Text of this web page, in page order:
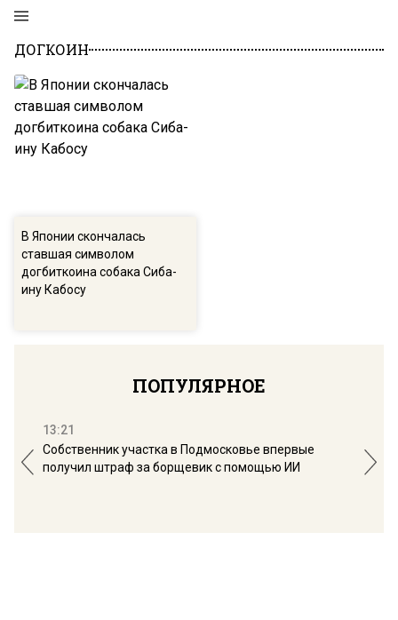
ДОГКОИН
В Японии скончалась
ставшая символом
догбиткоина собака Сиба-
ину Кабосу
ПОПУЛЯРНОЕ
13:21
Собственник участка в Подмосковье впервые
получил штраф за борщевик с помощью ИИ